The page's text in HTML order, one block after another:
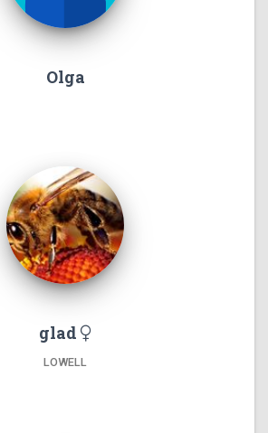
Olga
glad
LOWELL